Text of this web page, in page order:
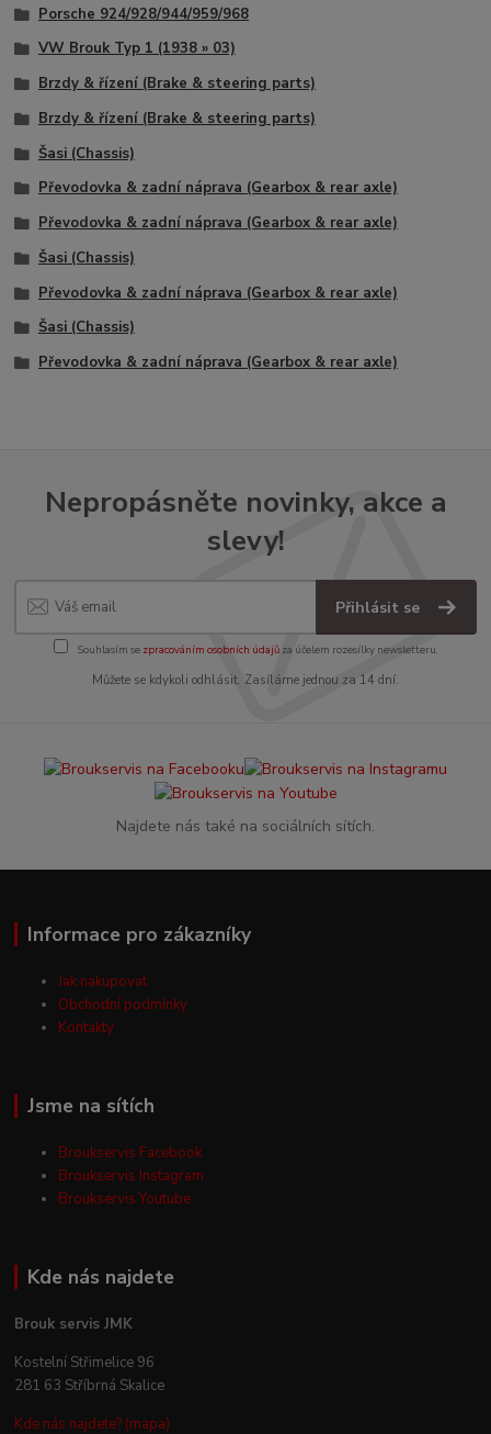
Porsche 924/928/944/959/968
VW Brouk Typ 1 (1938 » 03)
Brzdy & řízení (Brake & steering parts)
Brzdy & řízení (Brake & steering parts)
Šasi (Chassis)
Převodovka & zadní náprava (Gearbox & rear axle)
Převodovka & zadní náprava (Gearbox & rear axle)
Šasi (Chassis)
Převodovka & zadní náprava (Gearbox & rear axle)
Šasi (Chassis)
Převodovka & zadní náprava (Gearbox & rear axle)
Nepropásněte novinky, akce a
slevy!
Přihlásit se
Souhlasím se zpracováním osobních údajůza účelem rozesílky newsletteru.
Můžete se kdykoli odhlásit. Zasíláme jednou za 14 dní.
Najdete nás také na sociálních sítích.
Informace pro zákazníky
Jak nakupovat
Obchodní podmínky
Kontakty
Jsme na sítích
Broukservis Facebook
Broukservis Instagram
Broukservis Youtube
Kde nás najdete
Brouk servis JMK
Kostelní Střimelice 96
281 63 Stříbrná Skalice
Kde nás najdete? (mapa)